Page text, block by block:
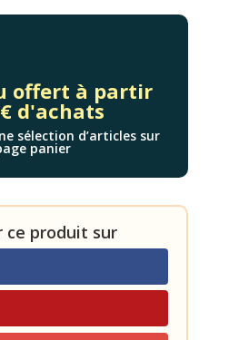
offert à partir
d'achats
sélection d’articles sur
panier
ce produit sur